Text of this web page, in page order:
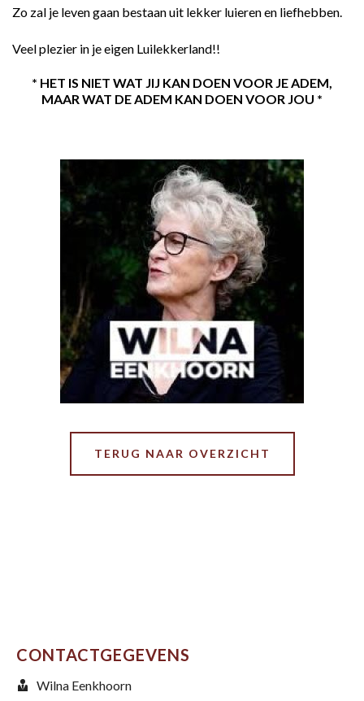
Zo zal je leven gaan bestaan uit lekker luieren en liefhebben.
Veel plezier in je eigen Luilekkerland!!
* HET IS NIET WAT JIJ KAN DOEN VOOR JE ADEM,
MAAR WAT DE ADEM KAN DOEN VOOR JOU *
TERUG NAAR OVERZICHT
CONTACTGEGEVENS
Wilna Eenkhoorn